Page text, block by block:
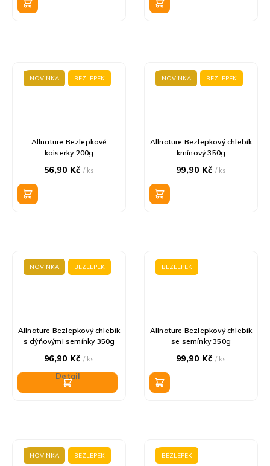
NOVINKA BEZLEPEK
Allnature Bezlepkové
kaiserky 200g
56,90 Kč/ ks
NOVINKA BEZLEPEK
Allnature Bezlepkový chlebík
kmínový 350g
99,90 Kč/ ks
NOVINKA BEZLEPEK
Allnature Bezlepkový chlebík
s dýňovými semínky 350g
96,90 Kč/ ks
Detail
BEZLEPEK
Allnature Bezlepkový chlebík
se semínky 350g
99,90 Kč/ ks
NOVINKA BEZLEPEK BEZLEPEK